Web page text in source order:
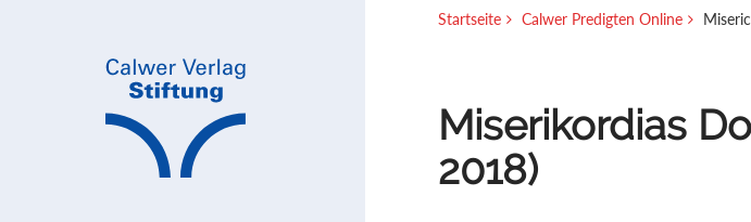
Startseite Calwer Predigten Online
Miserikordias
2018)